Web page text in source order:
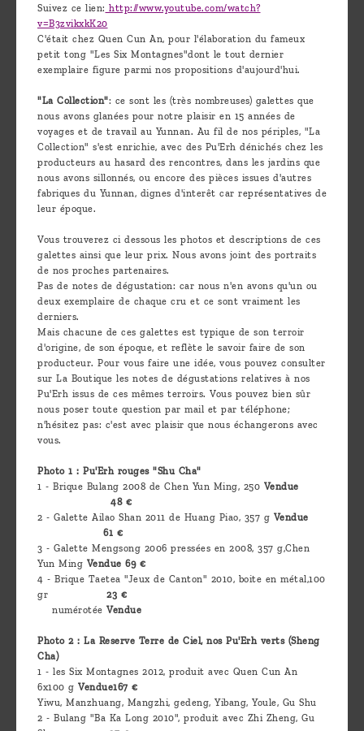
Suivez ce lien: http://www.youtube.com/watch?
v=B3zvikxkK20
C'était chez Quen Cun An, pour l'élaboration du fameux
petit tong "Les Six Montagnes"dont le tout dernier
exemplaire figure parmi nos propositions d'aujourd'hui.
"La Collection": ce sont les (très nombreuses) galettes que
nous avons glanées pour notre plaisir en 15 années de
voyages et de travail au Yunnan. Au fil de nos périples, "La
Collection" s'est enrichie, avec des Pu'Erh dénichés chez les
producteurs au hasard des rencontres, dans les jardins que
nous avons sillonnés, ou encore des pièces issues d'autres
fabriques du Yunnan, dignes d'interêt car représentatives de
leur époque.
Vous trouverez ci dessous les photos et descriptions de ces
galettes ainsi que leur prix. Nous avons joint des portraits
de nos proches partenaires.
Pas de notes de dégustation: car nous n'en avons qu'un ou
deux exemplaire de chaque cru et ce sont vraiment les
derniers.
Mais chacune de ces galettes est typique de son terroir
d'origine, de son époque, et reflète le savoir faire de son
producteur. Pour vous faire une idée, vous pouvez consulter
sur La Boutique les notes de dégustations relatives à nos
Pu'Erh issus de ces mêmes terroirs. Vous pouvez bien sûr
nous poser toute question par mail et par téléphone;
n'hésitez pas: c'est avec plaisir que nous échangerons avec
vous.
Photo 1 : Pu'Erh rouges "Shu Cha"
1 - Brique Bulang 2008 de Chen Yun Ming, 250 Vendue
48 €
2 - Galette Ailao Shan 2011 de Huang Piao, 357 g Vendue
61 €
3 - Galette Mengsong 2006 pressées en 2008, 357 g,Chen
Yun Ming Vendue 69 €
4 - Brique Taetea "Jeux de Canton" 2010, boite en métal,100
gr 23 €
numérotée Vendue
Photo 2 : La Reserve Terre de Ciel, nos Pu'Erh verts (Sheng
Cha)
1 - les Six Montagnes 2012, produit avec Quen Cun An
6x100 g Vendue167 €
Yiwu, Manzhuang, Mangzhi, gedeng, Yibang, Youle, Gu Shu
2 - Bulang "Ba Ka Long 2010", produit avec Zhi Zheng, Gu